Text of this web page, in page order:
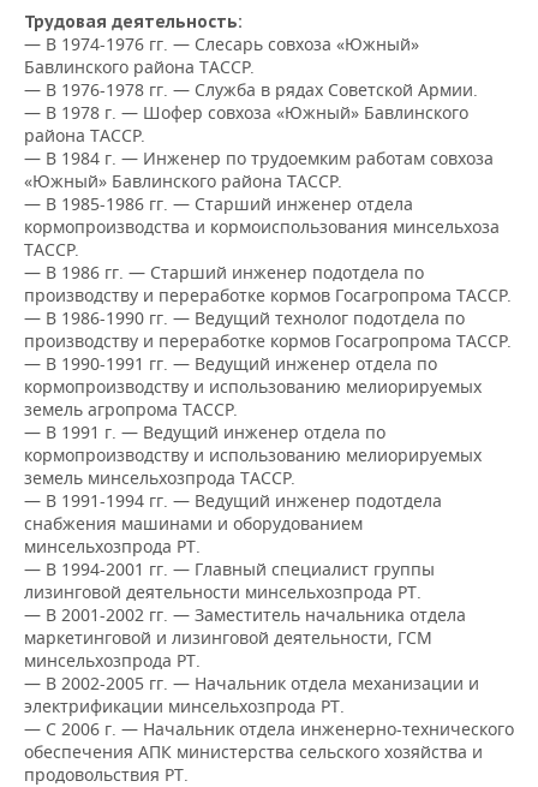
ИНВЕСТИЦИИ
НЕФТЕХИМИЯ
НЕФТЬ
ОПК
ЭНЕРГЕТИКА
НОВОСТИ БИЗНЕСА
РОЗНИЧНАЯ ТОРГОВЛЯ
ТРАНСПОРТ
УСЛУГИ
ТЕХНОЛОГИИ
НОВОСТИ ТЕХНОЛОГИЙ
IT
МЕДИА
ТЕЛЕКОММУНИКАЦИИ
МЕРОПРИЯТИЯ
НОВОСТИ МЕРОПРИЯТИЙ
ВЫЕЗДНАЯ РЕДАКЦИЯ
БИЗНЕС-БРАНЧИ
ONLINE-КОНФЕРЕНЦИИ
ОТКРЫТАЯ ЛЕКЦИЯ
СПОРТ
НОВОСТИ СПОРТА
ФУТБОЛ
ХОККЕЙ
БАСКЕТБОЛ
ВОЛЕЙБОЛ
КИБЕРСПОРТ
ФИГУРНОЕ КАТАНИЕ
ВОДНЫЕ ВИДЫ СПОРТА
ХОККЕЙ С МЯЧОМ
ОБЩЕСТВО
НОВОСТИ ОБЩЕСТВА
ВЛАСТЬ
ИНФРАСТРУКТУРА
ИСТОРИЯ
КУЛЬТУРА
МЕДИЦИНА
ОБРАЗОВАНИЕ
ПРОИСШЕСТВИЯ
ФОТОГАЛЕРЕЯ
СЮЖЕТЫ
СПРАВОЧНИК
СПИСОК ПЕРСОН
СПИСОК КОМПАНИЙ
ПОЛНАЯ ВЕРСИЯ
Трудовая деятельность:
— В 1974-1976 гг. — Слесарь совхоза «Южный»
Бавлинского района ТАССР.
— В 1976-1978 гг. — Служба в рядах Советской Армии.
— В 1978 г. — Шофер совхоза «Южный» Бавлинского
района ТАССР.
— В 1984 г. — Инженер по трудоемким работам совхоза
«Южный» Бавлинского района ТАССР.
— В 1985-1986 гг. — Старший инженер отдела
кормопроизводства и кормоиспользования минсельхоза
ТАССР.
— В 1986 гг. — Старший инженер подотдела по
производству и переработке кормов Госагропрома ТАССР.
— В 1986-1990 гг. — Ведущий технолог подотдела по
производству и переработке кормов Госагропрома ТАССР.
— В 1990-1991 гг. — Ведущий инженер отдела по
кормопроизводству и использованию мелиорируемых
земель агропрома ТАССР.
— В 1991 г. — Ведущий инженер отдела по
кормопроизводству и использованию мелиорируемых
земель минсельхозпрода ТАССР.
— В 1991-1994 гг. — Ведущий инженер подотдела
снабжения машинами и оборудованием
минсельхозпрода РТ.
— В 1994-2001 гг. — Главный специалист группы
лизинговой деятельности минсельхозпрода РТ.
— В 2001-2002 гг. — Заместитель начальника отдела
маркетинговой и лизинговой деятельности, ГСМ
минсельхозпрода РТ.
— В 2002-2005 гг. — Начальник отдела механизации и
электрификации минсельхозпрода РТ.
— С 2006 г. — Начальник отдела инженерно-технического
обеспечения АПК министерства сельского хозяйства и
продовольствия РТ.